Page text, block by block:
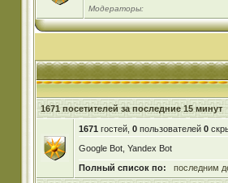
Модераторы:
1671 посетителей за последние 15 минут
1671 гостей, 0пользователей 0
Google Bot, Yandex Bot
Полный список по:
последним